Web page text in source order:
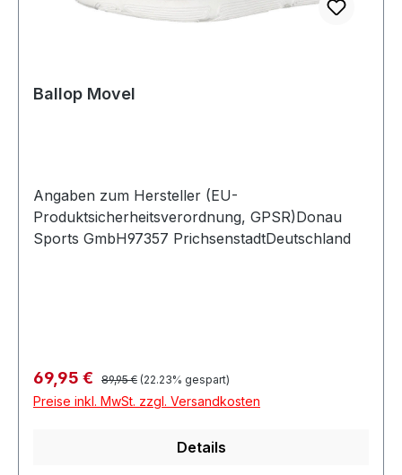
Ballop Movel
Angaben zum Hersteller (EU-
Produktsicherheitsverordnung, GPSR)Donau
Sports GmbH97357 PrichsenstadtDeutschland
Verkaufspreis:
69,95 € Regulärer Preis:
89,95 € (22.23% gespart)
Preise inkl. MwSt. zzgl. Versandkosten
Details